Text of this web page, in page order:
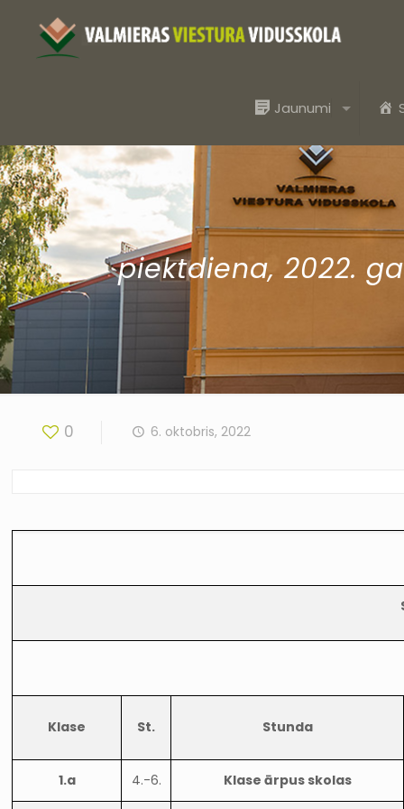
Jaunumi
piektdiena, 2022.
0 6. oktobris, 2022
Klase St. Stunda
1.a 4.-6. Klase ārpus skolas